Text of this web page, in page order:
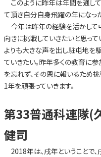
このように昨年は年間を通し
て頂き自分自身飛躍の年になった
今年は昨年の経験を活かして
向きに挑戦していきたいと思っ
よりも大きな声を出し駐屯地を
ていきたい。昨年多くの教育に
を忘れず、その恩に報いるため
1年を頑張っていきます。
第33普通科連
健司
2018年は、戌年ということで